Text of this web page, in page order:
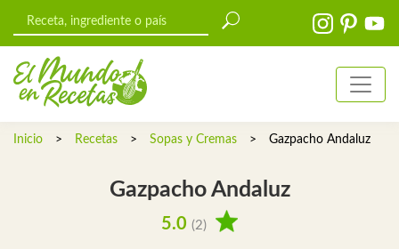
Inicio > Recetas > Sopas y Cremas > Gazpacho Andaluz
Gazpacho Andaluz
5.0 (2)